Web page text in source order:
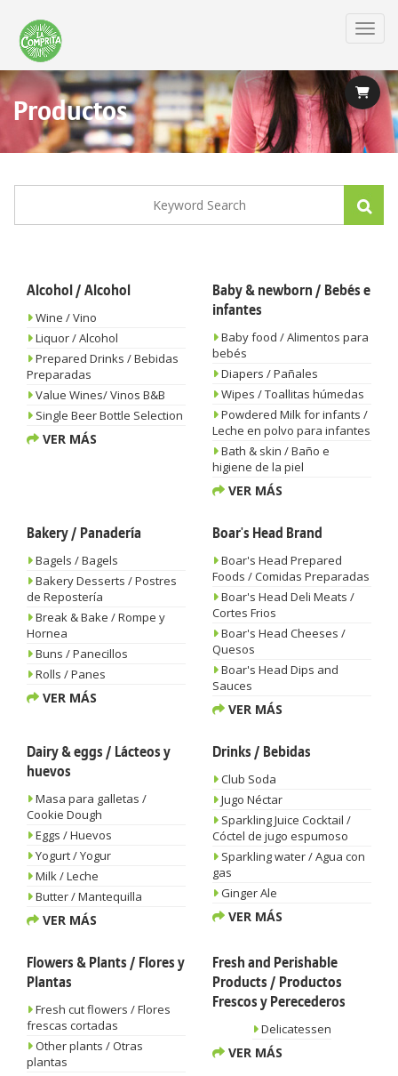
main
content
Productos
Alcohol / Alcohol
Wine / Vino
Liquor / Alcohol
Prepared Drinks / Bebidas
Preparadas
Value Wines/ Vinos B&B
Single Beer Bottle Selection
VER MÁS
Baby & newborn / Bebés e
infantes
Baby food / Alimentos para
bebés
Diapers / Pañales
Wipes / Toallitas húmedas
Powdered Milk for infants /
Leche en polvo para infantes
Bath & skin / Baño e
higiene de la piel
VER MÁS
Bakery / Panadería
Bagels / Bagels
Bakery Desserts / Postres
de Repostería
Break & Bake / Rompe y
Hornea
Buns / Panecillos
Rolls / Panes
VER MÁS
Boar's Head Brand
Boar's Head Prepared
Foods / Comidas Preparadas
Boar's Head Deli Meats /
Cortes Frios
Boar's Head Cheeses /
Quesos
Boar's Head Dips and
Sauces
VER MÁS
Dairy & eggs / Lácteos y
huevos
Masa para galletas /
Cookie Dough
Eggs / Huevos
Yogurt / Yogur
Milk / Leche
Butter / Mantequilla
VER MÁS
Drinks / Bebidas
Club Soda
Jugo Néctar
Sparkling Juice Cocktail /
Cóctel de jugo espumoso
Sparkling water / Agua con
gas
Ginger Ale
VER MÁS
Flowers & Plants / Flores y
Plantas
Fresh cut flowers / Flores
frescas cortadas
Other plants / Otras
plantas
Fresh and Perishable
Products / Productos
Frescos y Perecederos
Delicatessen
VER MÁS